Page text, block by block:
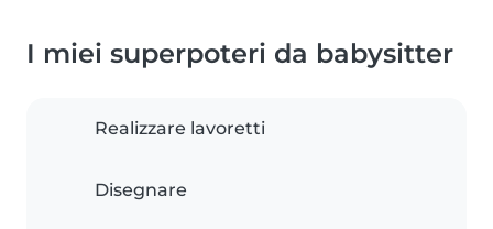
I miei superpoteri da babysitter
Realizzare lavoretti
Disegnare